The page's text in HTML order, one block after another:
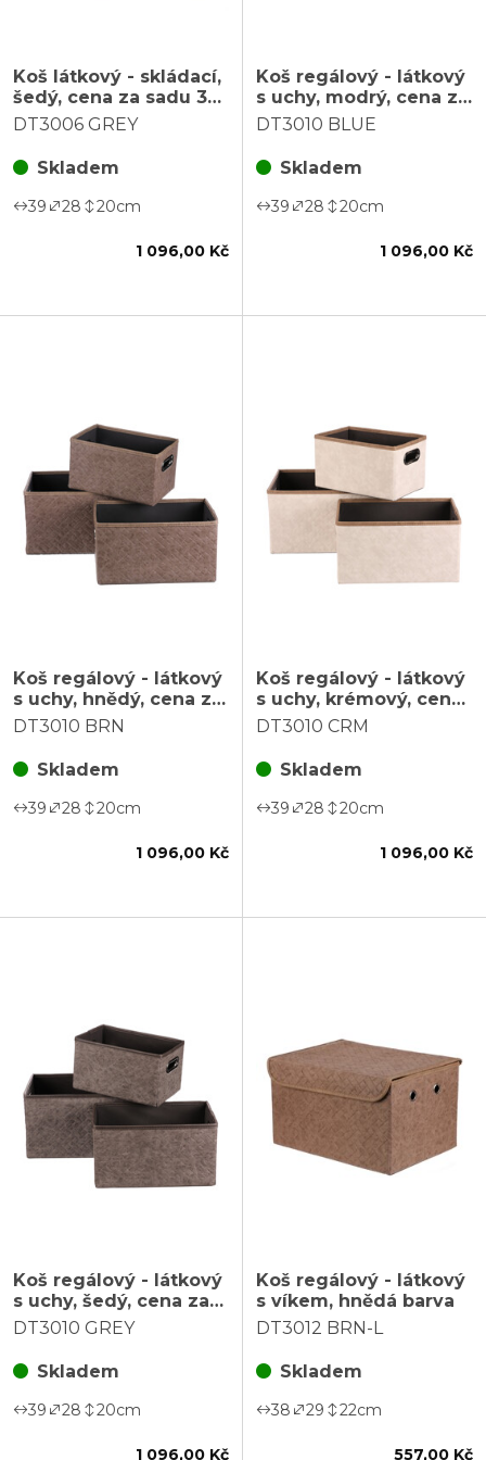
Koš látkový - skládací,
šedý, cena za sadu 3
ks
DT3006 GREY
Skladem
39 28 20cm
1 096,00 Kč
Koš regálový - látkový
s uchy, modrý, cena za
sadu 3 ks
DT3010 BLUE
Skladem
39 28 20cm
1 096,00 Kč
Koš regálový - látkový
s uchy, hnědý, cena za
sadu 3 ks
DT3010 BRN
Skladem
39 28 20cm
1 096,00 Kč
Koš regálový - látkový
s uchy, krémový, cena
za sadu 3 ks
DT3010 CRM
Skladem
39 28 20cm
1 096,00 Kč
Koš regálový - látkový
s uchy, šedý, cena za
sadu 3 ks
DT3010 GREY
Skladem
39 28 20cm
1 096,00 Kč
Koš regálový - látkový
s víkem, hnědá barva
DT3012 BRN-L
Skladem
38 29 22cm
557,00 Kč